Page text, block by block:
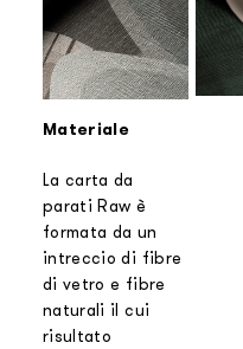
Materiale
La carta da
parati Raw è
formata da un
intreccio di fibre
di vetro e fibre
naturali il cui
risultato